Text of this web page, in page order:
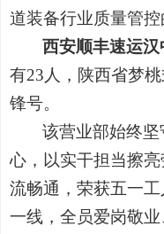
道装备行业质量管控
西安顺丰速运
有23人，陕西省梦
锋号。
该营业部始终
心，以实干担当擦
流畅通，荣获五一
一线，全员爱岗敬